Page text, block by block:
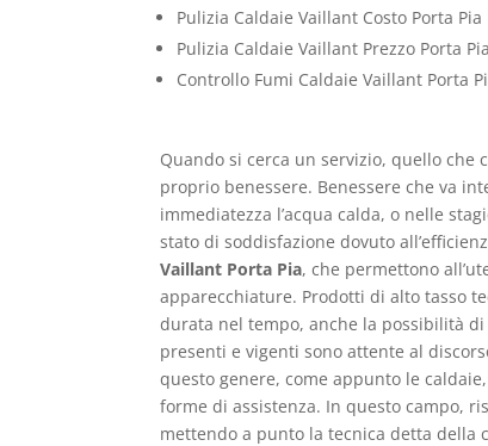
Pulizia Caldaie Vaillant Costo Porta Pia
Pulizia Caldaie Vaillant Prezzo Porta Pia
Controllo Fumi Caldaie Vaillant Porta
Quando si cerca un servizio, quello
proprio benessere. Benessere che va
immediatezza l’acqua calda, o nelle
stato di soddisfazione dovuto
Vaillant Porta Pia, che permettono
apparecchiature. Prodotti di alto tasso
durata nel tempo, anche la possibilità
presenti e vigenti sono attente al
questo genere, come appunto le
forme di assistenza. In questo campo,
mettendo a punto la tecnica detta della